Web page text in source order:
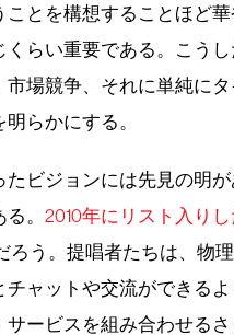
とを構想することほど華
らい重要である。こう
場競争、それに単純に
らかにする。
ビジョンには先見の明
。 2010年にリスト入り
ろう。提唱者たちは、物
ャットや交流ができる
ービスを組み合わせる